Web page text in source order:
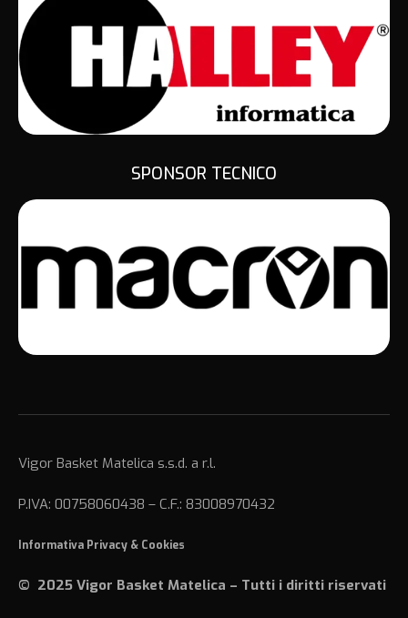
SPONSOR TECNICO
Vigor Basket Matelica s.s.d. a r.l.
P.IVA: 00758060438 – C.F.: 83008970432
Informativa Privacy & Cookies
© 2025 Vigor Basket Matelica – Tutti i diritti riservati